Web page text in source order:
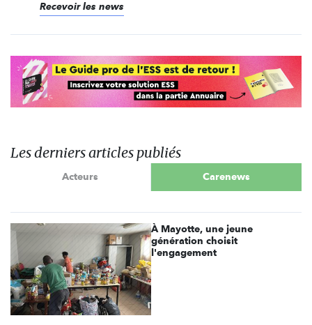
Recevoir les news
Les derniers articles publiés
Acteurs Carenews
À Mayotte, une jeune
génération choisit
l'engagement